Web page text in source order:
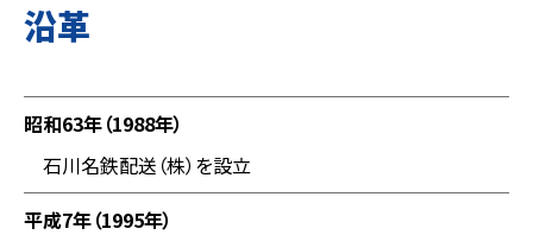
沿革
昭和63年（1988年）
石川名鉄配送（株）を設立
平成7年（1995年）